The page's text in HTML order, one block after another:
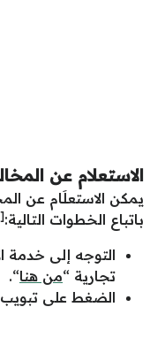
الاستعلام عن
يمكن الاستعلَام عن
باتباع الخطوات التالية:[1]
التوجه إلى خدمة
تجارية “من هنا“.
الضغط على تبويب